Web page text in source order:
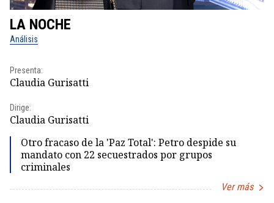
LA NOCHE
Análisis
Presenta:
Claudia Gurisatti
Dirige:
Claudia Gurisatti
Otro fracaso de la 'Paz Total': Petro despide su
mandato con 22 secuestrados por grupos
criminales
Ver más